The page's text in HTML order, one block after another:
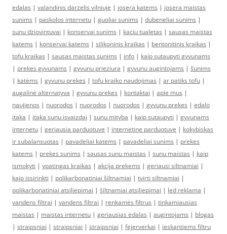
edalas | valandinis darzelis vilniuje | josera katems | josera maistas
sunims | paskolos internetu | guoliai sunims | dubeneliai sunims |
sunu dziovintuvai | konservai sunims | kaciu tualetas | sausas maistas
katems | konservai katems | silikoninis kraikas | bentonitinis kraikas |
tofu kraikas | sausas maistas sunims | info | kaip sutaupyti gyvunams
| prekes gyvunams | gyvunu prieziura | gyvunu augintojams | šunims
| katėms | gyvunu prekes | tofu kraiko naudojimas | ar patiks tofu |
augalinė alternatyva | gyvunu prekes | kontaktai | apie mus |
naujienos | nuorodos | nuorodos | nuorodos | gyvunu prekes | edalo
itaka | itaka sunu isvaizdai | sunu mityba | kaip sutaupyti | gyvunams
internetu | geriausia parduotuve | internetine parduotuve | kokybiskas
ir subalansuotas | pavadeliai katems | pavadeliai sunims | prekes
katems | prekes sunims | sausas sunu maistas | sunu maistas | kaip
ismokyti | ypatingas kraikas | akcija prekems | geriausi siltnamiai |
kaip issirinkti | polikarbonatiniai šiltnamiai | tvirti siltnamiai |
polikarbonatiniai atsiliepimai | šiltnamiai atsiliepimai | led reklama |
vandens filtrai | vandens filtrai | renkamės filtrus | tinkamiausias
maistas | maistas internetu | geriausias ėdalas | augintojams | blogas
| straipsniai | straipsniai | straipsniai | fejerverkai | ieskantiems filtru